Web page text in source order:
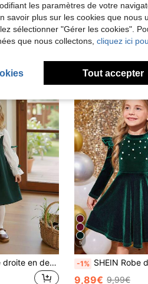
BASUSARRI Robe droite en dentelle pour fille, col Claudine, manches longues, nœud et boutons, confortable et à la mode, en velours côtelé vert de Noël, idéale pour les sorties.
5
-1% SHEIN Robe d'automne en velours vert tricotée avec volants pour jeune fille, robe de
9,89€ 9,99€
les paramètres de votre
savoir plus sur les cookies que
sélectionner "Gérer les cookies".
que nous collectons, cliquez ici
Tout accepter